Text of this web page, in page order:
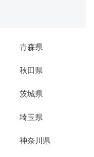
青森県
秋田県
茨城県
埼玉県
神奈川県